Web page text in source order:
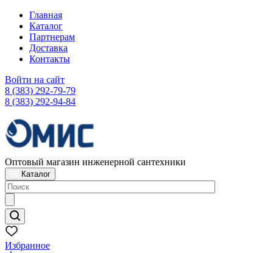
Главная
Каталог
Партнерам
Доставка
Контакты
Войти на сайт
8 (383) 292-79-79
8 (383) 292-94-84
Оптовый магазин инженерной сантехники
Каталог
Избранное